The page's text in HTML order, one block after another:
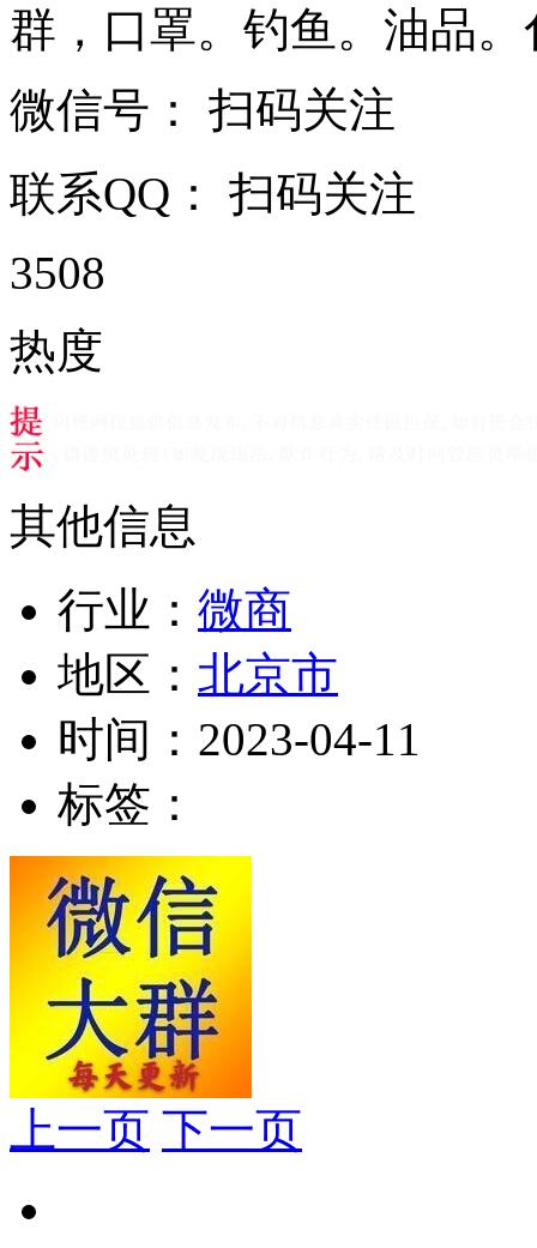
群，口罩。钓鱼。油品。
微信号： 扫码关注
联系QQ： 扫码关注
3508
热度
其他信息
行业： 微商
地区： 北京市
时间： 2023-04-11
标签：
上一页 下一页